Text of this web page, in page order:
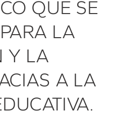
QUE SE
LA
Y LA
A LA